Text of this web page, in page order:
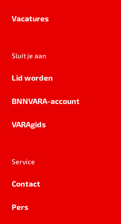
Vacatures
Sluit je aan
Lid worden
BNNVARA-account
VARAgids
Service
Contact
Pers